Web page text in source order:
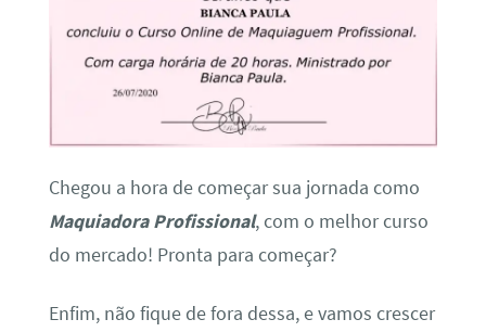
Chegou a hora de começar sua jornada como
Maquiadora Profissional, com o melhor curso
do mercado! Pronta para começar?
Enfim, não fique de fora dessa, e vamos crescer